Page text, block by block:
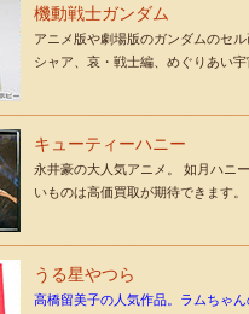
機動戦士ガンダム
アニメ版や劇場版のガンダムのセ
シャア、哀・戦士編、めぐりあい宇
キューティーハニー
永井豪の大人気アニメ。 如月ハニ
いものは高価買取が期待できます。
うる星やつら
高橋留美子の人気作品。ラムちゃ